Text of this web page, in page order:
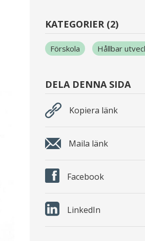
KATEGORIER (2)
Förskola Hållbar
DELA DENNA SIDA
Kopiera länk
Maila länk
Facebook
LinkedIn